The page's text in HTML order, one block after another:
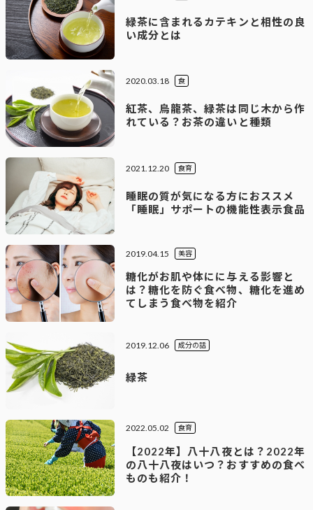
緑茶に含まれるカテキンと相性の良
い成分とは
2020.03.18
紅茶、烏龍茶、緑茶は同じ木から作
れている？お茶の違いと種類
食
2021.12.20
睡眠の質が気になる方におススメ
「睡眠」サポートの機能性表示食品
食育
2019.04.15
糖化がお肌や体にに与える影響と
は？糖化を防ぐ食べ物、糖化を進め
てしまう食べ物を紹介
美容
2019.12.06
緑茶
成分の話
2022.05.02
【2022年】八十八夜とは？2022年
の八十八夜はいつ？おすすめの食べ
ものも紹介！
食育